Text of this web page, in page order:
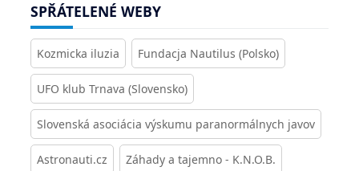
SPŘÁTELENÉ WEBY
Kozmicka iluzia Fundacja Nautilus (Polsko)
UFO klub Trnava (Slovensko)
Slovenská asociácia výskumu paranormálnych javov
Astronauti.cz Záhady a tajemno - K.N.O.B.